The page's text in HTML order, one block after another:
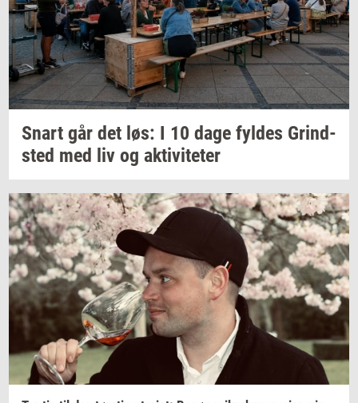
Snart går det løs: I 10 dage fyl­des Grind­
sted med liv og ak­ti­vi­te­ter